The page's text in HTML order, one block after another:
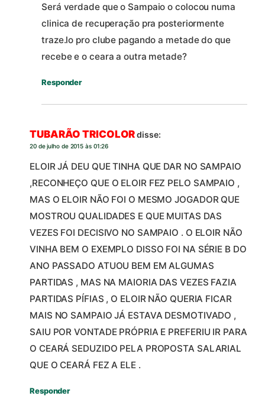
Será verdade que o Sampaio o colocou numa
clinica de recuperação pra posteriormente
traze.lo pro clube pagando a metade do que
recebe e o ceara a outra metade?
Responder
TUBARÃO TRICOLORdisse:
20 de julho de 2015 às 01:26
ELOIR JÁ DEU QUE TINHA QUE DAR NO SAMPAIO
,RECONHEÇO QUE O ELOIR FEZ PELO SAMPAIO ,
MAS O ELOIR NÃO FOI O MESMO JOGADOR QUE
MOSTROU QUALIDADES E QUE MUITAS DAS
VEZES FOI DECISIVO NO SAMPAIO . O ELOIR NÃO
VINHA BEM O EXEMPLO DISSO FOI NA SÉRIE B DO
ANO PASSADO ATUOU BEM EM ALGUMAS
PARTIDAS , MAS NA MAIORIA DAS VEZES FAZIA
PARTIDAS PÍFIAS , O ELOIR NÃO QUERIA FICAR
MAIS NO SAMPAIO JÁ ESTAVA DESMOTIVADO ,
SAIU POR VONTADE PRÓPRIA E PREFERIU IR PARA
O CEARÁ SEDUZIDO PELA PROPOSTA SALARIAL
QUE O CEARÁ FEZ A ELE .
Responder